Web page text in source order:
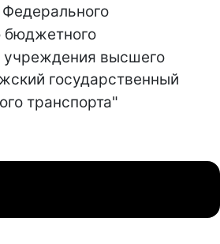
бюджетного
учреждения высшего
государственный
транспорта"